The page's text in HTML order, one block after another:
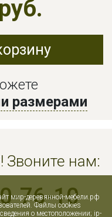
размерами
Звоните нам:
76-10
мир-деревянной-мебели.рф
Файлы cookies
о местоположении; ip-